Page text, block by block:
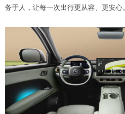
务于人，让每一次出行更从容、更安心。